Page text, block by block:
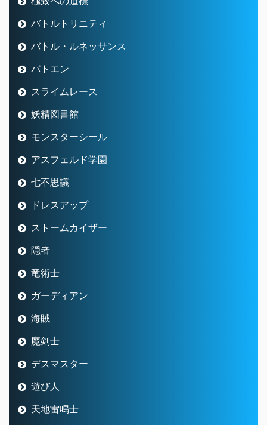
バトルトリニティ
バトル・ルネッサンス
バトエン
スライムレース
妖精図書館
モンスターシール
アスフェルド学園
七不思議
ドレスアップ
ストームカイザー
隠者
竜術士
ガーディアン
海賊
魔剣士
デスマスター
遊び人
天地雷鳴士